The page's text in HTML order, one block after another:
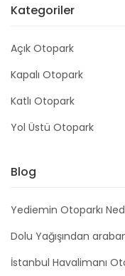
Kategoriler
Açık Otopark
Kapalı Otopark
Katlı Otopark
Yol Üstü Otopark
Blog
Yediemin Otoparkı
Dolu Yağışından
İstanbul Havalimanı